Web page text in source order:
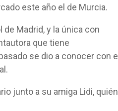
este año el de Murcia.
de Madrid, y la única con
que tiene
se dio a conocer con el
junto a su amiga Lidi, quién